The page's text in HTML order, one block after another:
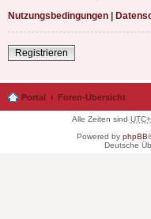
Nutzungsbedingungen |
Registrieren
Portal Foren-Übersicht
Alle Zeiten sind
Powered by phpBB
Deutsche